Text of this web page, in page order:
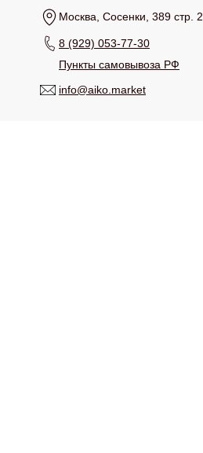
Москва, Сосенки, 389 стр. 2
8 (929) 053-77-30
info@aiko.market
Пункты самовывоза РФ